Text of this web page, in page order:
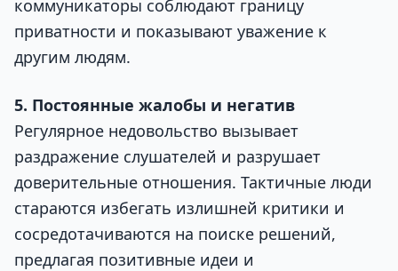
коммуникаторы соблюдают границу
приватности и показывают уважение к
другим людям.
5. Постоянные жалобы и негатив
Регулярное недовольство вызывает
раздражение слушателей и разрушает
доверительные отношения. Тактичные люди
стараются избегать излишней критики и
сосредотачиваются на поиске решений,
предлагая позитивные идеи и